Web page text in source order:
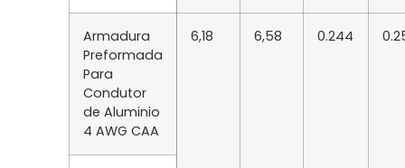
Armadura
Preformada
Para
Condutor
de Aluminio
4 AWG CAA
6,18 6,58 0.244